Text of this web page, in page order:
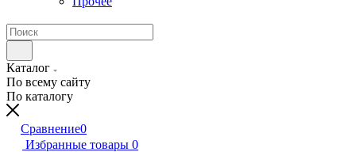
Каталог
По всему сайту
По каталогу
Сравнение0
Избранные товары 0